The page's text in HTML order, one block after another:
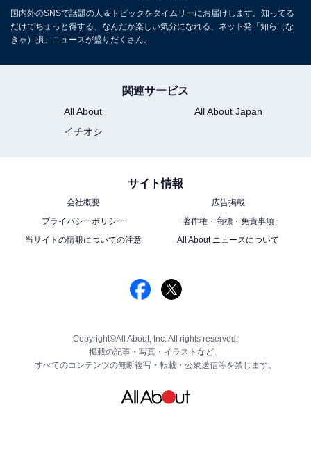
国内外のSNSで話題の人＆トピックをタイムリーにお届けします。知ってる
だけでちょっと得する、なんだか楽しい気分になれる、ネット発「知ら（な
きゃ）損」ニュースが盛りだくさん。
関連サービス
All About
All About Japan
イチオシ
サイト情報
会社概要
広告掲載
プライバシーポリシー
著作権・商標・免責事項
当サイトの情報についての注意
All About ニュースについて
Copyright©All About, Inc. All rights reserved.
掲載の記事・写真・イラストなど、
すべてのコンテンツの無断複写・転載・公衆送信等を禁じます。